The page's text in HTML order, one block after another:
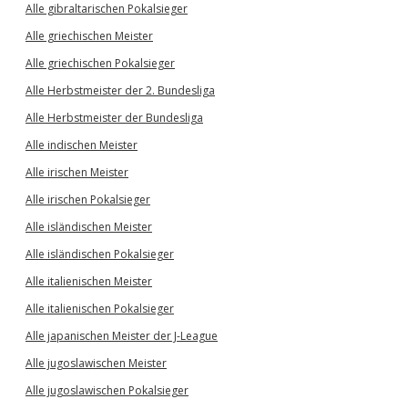
Alle gibraltarischen Pokalsieger
Alle griechischen Meister
Alle griechischen Pokalsieger
Alle Herbstmeister der 2. Bundesliga
Alle Herbstmeister der Bundesliga
Alle indischen Meister
Alle irischen Meister
Alle irischen Pokalsieger
Alle isländischen Meister
Alle isländischen Pokalsieger
Alle italienischen Meister
Alle italienischen Pokalsieger
Alle japanischen Meister der J-League
Alle jugoslawischen Meister
Alle jugoslawischen Pokalsieger